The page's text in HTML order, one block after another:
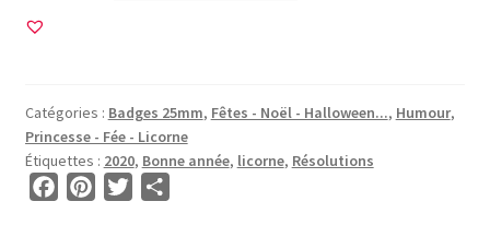
20
25mm
•
BG00104
Catégories : Badges 25mm, Fêtes - Noël - Halloween..., Humour,
Princesse - Fée - Licorne
Étiquettes : 2020, Bonne année, licorne, Résolutions